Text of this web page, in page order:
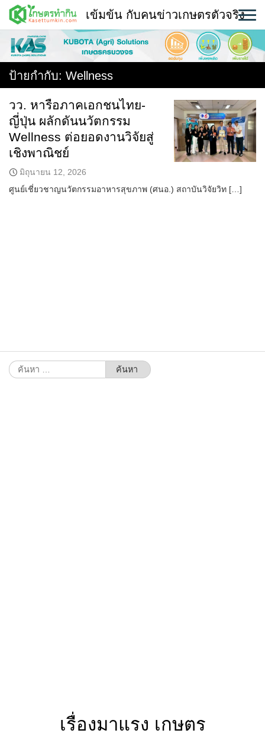
Skip
content
พืช
หน้าแรก
แวดวงเกษตร
ใคร ทำอะไร ที่ไหน
สถานีข่าววันนี้
เข้มข้น กับคนข่าวเกษตรตัวจริง
ป้ายกำกับ: Wellness
วว. หารือภาคเอกชนไทย-
ญี่ปุ่น ผลักดันนวัตกรรม
Wellness ต่อยอดงานวิจัยสู่
เชิงพาณิชย์
มิถุนายน 12, 2026
ศูนย์เชี่ยวชาญนวัตกรรมอาหารสุขภาพ (ศนอ.) สถาบันวิจัยวิท […]
ค้นหา
สำหรับ:
เรื่องมาแรง เกษตร